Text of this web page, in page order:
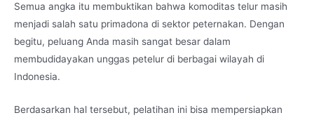
Semua angka itu membuktikan bahwa komoditas telur masih
menjadi salah satu primadona di sektor peternakan. Dengan
begitu, peluang Anda masih sangat besar dalam
membudidayakan unggas petelur di berbagai wilayah di
Indonesia.
Berdasarkan hal tersebut, pelatihan ini bisa mempersiapkan